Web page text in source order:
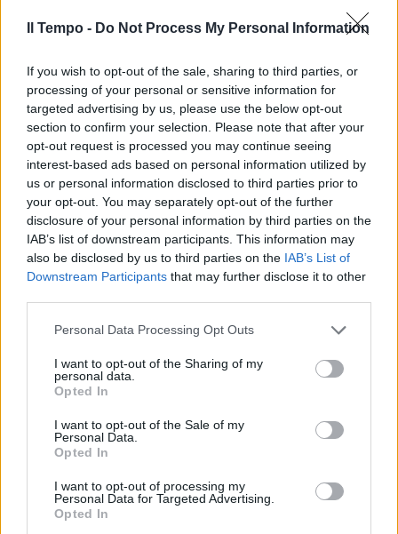
Il Tempo - Do Not Process My Personal Information
If you wish to opt-out of the sale, sharing to third parties, or
processing of your personal or sensitive information for
targeted advertising by us, please use the below opt-out
section to confirm your selection. Please note that after your
opt-out request is processed you may continue seeing
interest-based ads based on personal information utilized by
us or personal information disclosed to third parties prior to
your opt-out. You may separately opt-out of the further
disclosure of your personal information by third parties on the
IAB’s list of downstream participants. This information may
also be disclosed by us to third parties on the IAB’s List of
Downstream Participants that may further disclose it to other
Personal Data Processing Opt Outs
I want to opt-out of the Sharing of my
personal data.
Opted In
I want to opt-out of the Sale of my
Personal Data.
Opted In
I want to opt-out of processing my
Personal Data for Targeted Advertising.
Opted In
giuridica, la palese violazione che il dl
della parità di trattamento, del diritto alla
salute e della funzione della decretazione
d'urgenza".
"La nostra battaglia, alla quale forse all'inizio
credevano in pochi, - conclude Giorlandino -
si è rivelata giusta nei contenuti, nei metodi e
nelle argomentazioni e, alla fine, ha prevalso
rispetto allo spirito elitario che, solo a
vantaggio di una lobby ben rappresentata da
un palese conflitto di interessi in seno al
Governo, avrebbe messo in ginocchio un
cosa ben peggiore, avrebbe causato
gravissimi danni alla salute dei cittadini. Tutto
ciò ci dà la forza per continuare nel nostro
lavoro e nei nostri progetti forti, come siamo
sempre stati, della correttezza delle nostre
idee ma anche della consapevolezza che il
nostro è un Paese serio dove buon senso e
rispetto del diritto il più delle volte
prevalgono rispetto all'arroganza del potere
ed agli interessi di pochi".